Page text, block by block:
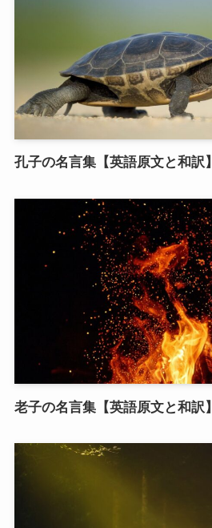
孔子の名言集【英語原文と和訳】
老子の名言集【英語原文と和訳】